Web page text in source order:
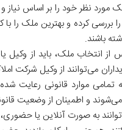
مورد نظر خود را بر اساس نیاز
کرده و بهترین ملک را با
باشند.
از انتخاب ملک، باید از
می‌توانند از وکیل شرکت
که تمامی موارد قانونی
و اطمینان از وضعیت
به صورت آنلاین یا